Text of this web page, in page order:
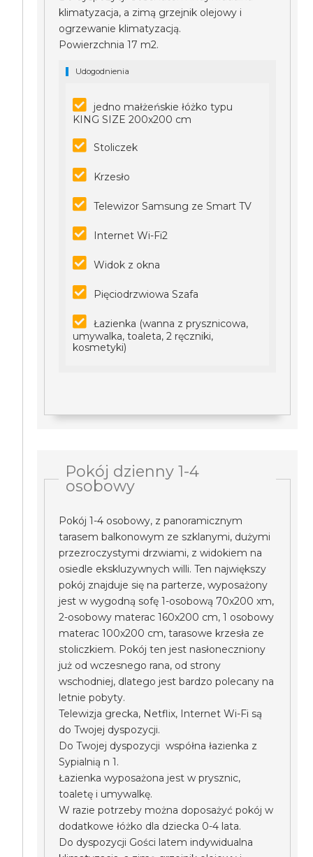
klimatyzacja, a zimą grzejnik olejowy i
ogrzewanie klimatyzacją.
Powierzchnia 17 m2.
Udogodnienia
jedno małżeńskie łóżko typu
KING SIZE 200x200 cm
Stoliczek
Krzesło
Telewizor Samsung ze Smart TV
Internet Wi-Fi2
Widok z okna
Pięciodrzwiowa Szafa
Łazienka (wanna z prysznicowa,
umywalka, toaleta, 2 ręczniki,
kosmetyki)
Pokój dzienny 1-4
osobowy
Pokój 1-4 osobowy, z panoramicznym
tarasem balkonowym ze szklanymi, dużymi
przezroczystymi drzwiami, z widokiem na
osiedle ekskluzywnych willi. Ten największy
pokój znajduje się na parterze, wyposażony
jest w wygodną sofę 1-osobową 70x200 xm,
2-osobowy materac 160x200 cm, 1 osobowy
materac 100x200 cm, tarasowe krzesła ze
stoliczkiem. Pokój ten jest nasłoneczniony
już od wczesnego rana, od strony
wschodniej, dlatego jest bardzo polecany na
letnie pobyty.
Telewizja grecka, Netflix, Internet Wi-Fi są
do Twojej dyspozycji.
Do Twojej dyspozycji współna łazienka z
Sypialnią n 1.
Łazienka wyposażona jest w prysznic,
toaletę i umywalkę.
W razie potrzeby można doposażyć pokój w
dodatkowe łóżko dla dziecka 0-4 lata.
Do dyspozycji Gości latem indywidualna